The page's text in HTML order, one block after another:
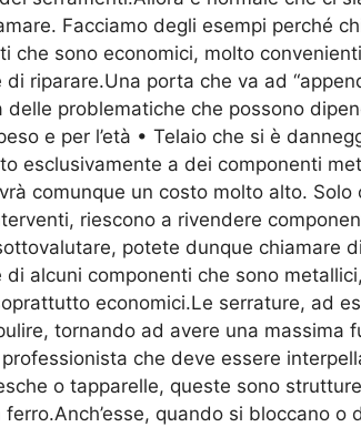
Facciamo degli esempi perché
che sono economici, molto
riparare.Una porta che va ad
delle problematiche che possono
e per l’età • Telaio che si è
esclusivamente a dei componenti
comunque un costo molto alto.
riescono a rivendere
potete dunque chiamare
alcuni componenti che sono
economici.Le serrature, ad
tornando ad avere una
che deve essere
o tapparelle, queste sono
quando si bloccano